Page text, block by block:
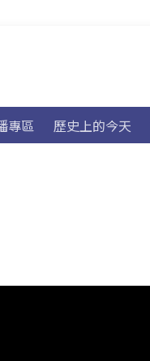
專區 歷史上的今天